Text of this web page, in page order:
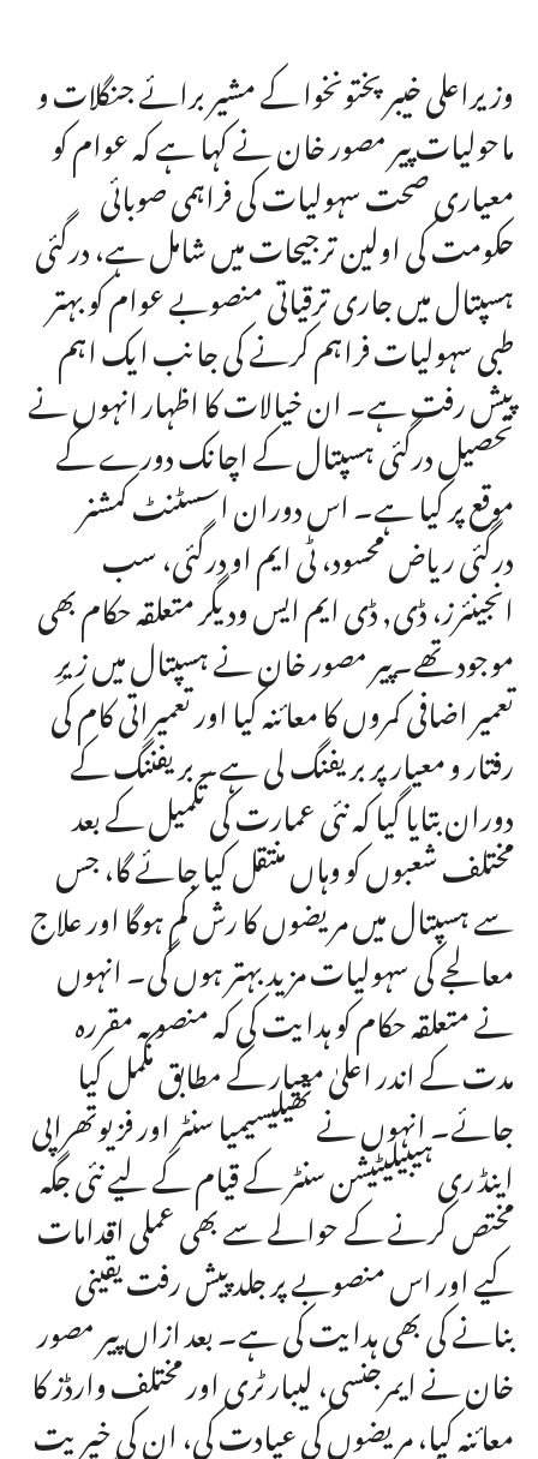
ماحولیات پیر مصور خان نے کہا ہے کہ عوام کو
معیاری صحت سہولیات کی فراہمی صوبائی
حکومت کی اولین ترجیحات میں شامل ہے، درگئی
ہسپتال میں جاری ترقیاتی منصوبے عوام کو بہتر
طبی سہولیات فراہم کرنے کی جانب ایک اہم
پیش رفت ہے۔ ان خیالات کا اظہار انہوں نے
تحصیل درگئی ہسپتال کے اچانک دورے کے
موقع پر کیا ہے۔ اس دوران اسسٹنٹ کمشنر
درگئی ریاض محسود، ٹی ایم او درگئی، سب
انجینئرز، ڈی, ڈی ایم ایس ودیگر متعلقہ حکام بھی
موجود تھے۔پیر مصور خان نے ہسپتال میں زیرِ
تعمیر اضافی کمروں کا معائنہ کیا اور تعمیراتی کام کی
رفتار و معیار پر بریفنگ لی ہے۔ بریفننگ کے
دوران بتایا گیا کہ نئی عمارت کی تکمیل کے بعد
مختلف شعبوں کو وہاں منتقل کیا جائے گا، جس
سے ہسپتال میں مریضوں کا رش کم ہوگا اور علاج
معالجے کی سہولیات مزید بہتر ہوں گی۔ انہوں
نے متعلقہ حکام کو ہدایت کی کہ منصوبہ مقررہ
مدت کے اندر اعلیٰ معیار کے مطابق مکمل کیا
جائے۔ انہوں نے تھیلیسیمیا سنٹر اور فزیوتھراپی
اینڈ ری ہیبیلیٹیشن سنٹر کے قیام کے لیے نئی جگہ
مختص کرنے کے حوالے سے بھی عملی اقدامات
کیے اور اس منصوبے پر جلد پیش رفت یقینی
بنانے کی بھی ہدایت کی ہے۔ بعد ازاں پیر مصور
خان نے ایمرجنسی، لیبارٹری اور مختلف وارڈز کا
معائنہ کیا، مریضوں کی عیادت کی، ان کی خیریت